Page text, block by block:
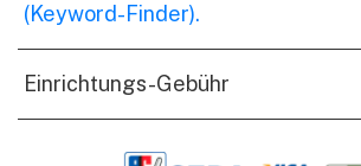
(Keyword-Finder).
Einrichtungs-Gebühr